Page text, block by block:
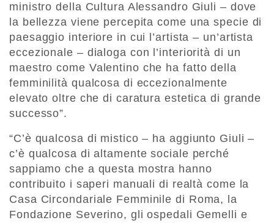
ministro della Cultura Alessandro Giuli – dove
la bellezza viene percepita come una specie di
paesaggio interiore in cui l’artista – un’artista
eccezionale – dialoga con l’interiorità di un
maestro come Valentino che ha fatto della
femminilità qualcosa di eccezionalmente
elevato oltre che di caratura estetica di grande
successo”.
“C’è qualcosa di mistico – ha aggiunto Giuli –
c’è qualcosa di altamente sociale perché
sappiamo che a questa mostra hanno
contribuito i saperi manuali di realtà come la
Casa Circondariale Femminile di Roma, la
Fondazione Severino, gli ospedali Gemelli e